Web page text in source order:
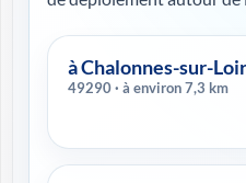
à Chalonnes-sur-
49290 · à environ 7,3 km